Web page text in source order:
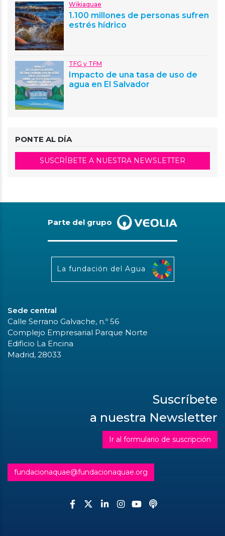
Wikiaquae
1.100 millones de personas sufren
estrés hídrico
TFG y TFM
Impacto de una tasa de uso de
agua en El Salvador
PONTE AL DÍA
SUSCRÍBETE A NUESTRA NEWSLETTER
Parte del grupo
La fundación del Agua
Sede central
Calle Serrano Galvache, n.º 56
Complejo Empresarial Parque Norte
Edificio La Encina
Madrid, 28033
Suscríbete
a nuestra Newsletter
Ir al formulario de suscripción
fundacionaquae@fundacionaquae.org